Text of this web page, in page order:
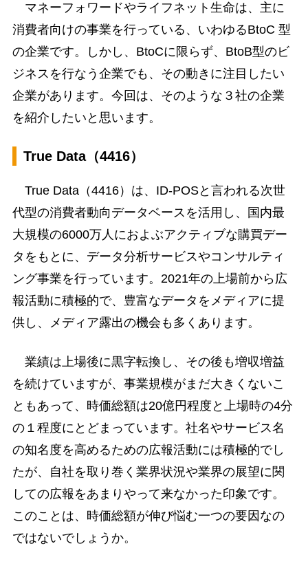
マネーフォワードやライフネット生命は、主に
消費者向けの事業を行っている、いわゆるBtoC 型
の企業です。しかし、BtoCに限らず、BtoB型のビ
ジネスを行なう企業でも、その動きに注目したい
企業があります。今回は、そのような３社の企業
を紹介したいと思います。
True Data（4416）
True Data（4416）は、ID-POSと言われる次世
代型の消費者動向データベースを活用し、国内最
大規模の6000万人におよぶアクティブな購買デー
タをもとに、データ分析サービスやコンサルティ
ング事業を行っています。2021年の上場前から広
報活動に積極的で、豊富なデータをメディアに提
供し、メディア露出の機会も多くあります。
業績は上場後に黒字転換し、その後も増収増益
を続けていますが、事業規模がまだ大きくないこ
ともあって、時価総額は20億円程度と上場時の4分
の１程度にとどまっています。社名やサービス名
の知名度を高めるための広報活動には積極的でし
たが、自社を取り巻く業界状況や業界の展望に関
しての広報をあまりやって来なかった印象です。
このことは、時価総額が伸び悩む一つの要因なの
ではないでしょうか。